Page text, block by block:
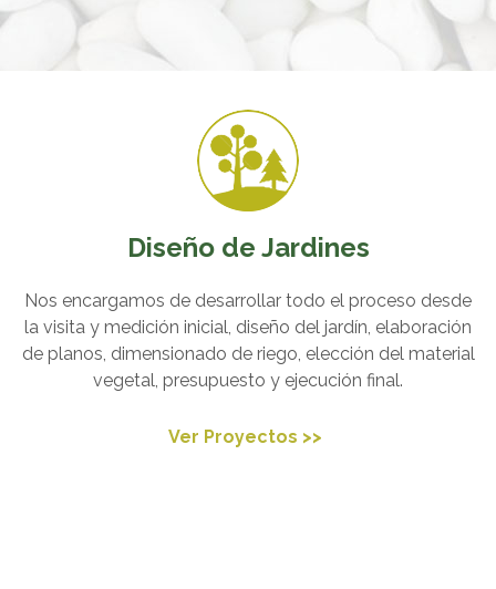
Diseño de Jardines
Nos encargamos de desarrollar todo el proceso desde
la visita y medición inicial, diseño del jardín, elaboración
de planos, dimensionado de riego, elección del material
vegetal, presupuesto y ejecución final.
Ver Proyectos >>